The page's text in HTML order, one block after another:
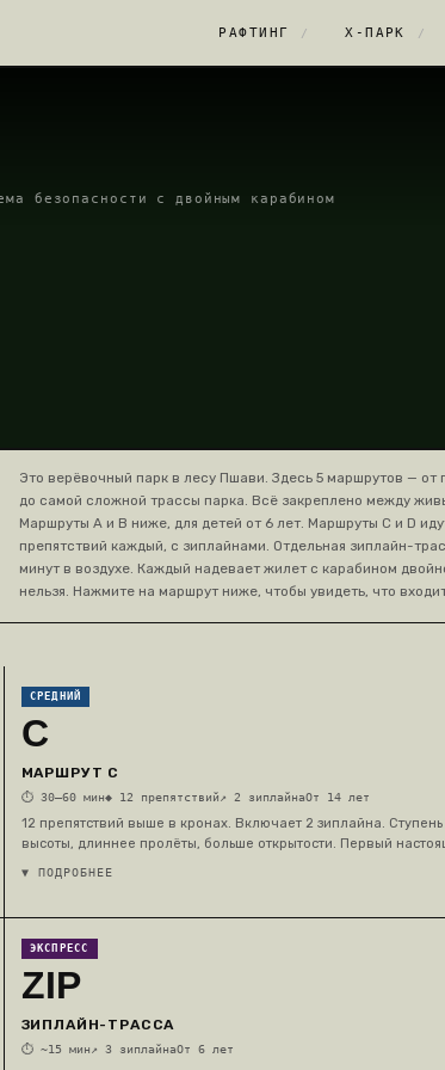
РАФТИНГ / Х-ПАРК /
безопасности с двойным карабином
Это верёвочный парк в лесу Пшави. Здесь 5 маршрутов — от
до самой сложной трассы парка. Всё закреплено между
Маршруты A и B ниже, для детей от 6 лет. Маршруты C и D
препятствий каждый, с зиплайнами. Отдельная зиплайн-
минут в воздухе. Каждый надевает жилет с карабином
нельзя. Нажмите на маршрут ниже, чтобы увидеть, что
СРЕДНИЙ
C
МАРШРУТ C
⏱ 30–60 мин◆ 12 препятствий↗ 2 зиплайнаОт 14 лет
12 препятствий выше в кронах. Включает 2 зиплайна.
высоты, длиннее пролёты, больше открытости. Первый
▼ ПОДРОБНЕЕ
ЭКСПРЕСС
ZIP
ЗИПЛАЙН-ТРАССА
⏱ ~15 мин↗ 3 зиплайнаОт 6 лет